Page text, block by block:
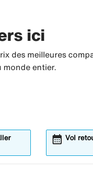
ici
des meilleures
entier.
Vol
calendar_month